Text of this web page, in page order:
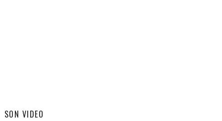
SON VIDEO